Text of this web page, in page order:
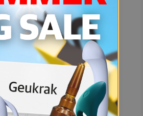
예상치 못한 에러입니다.